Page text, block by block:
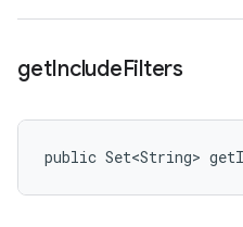
getIncludeFilters
public Set<String>